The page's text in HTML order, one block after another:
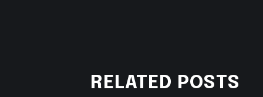
RELATED POSTS